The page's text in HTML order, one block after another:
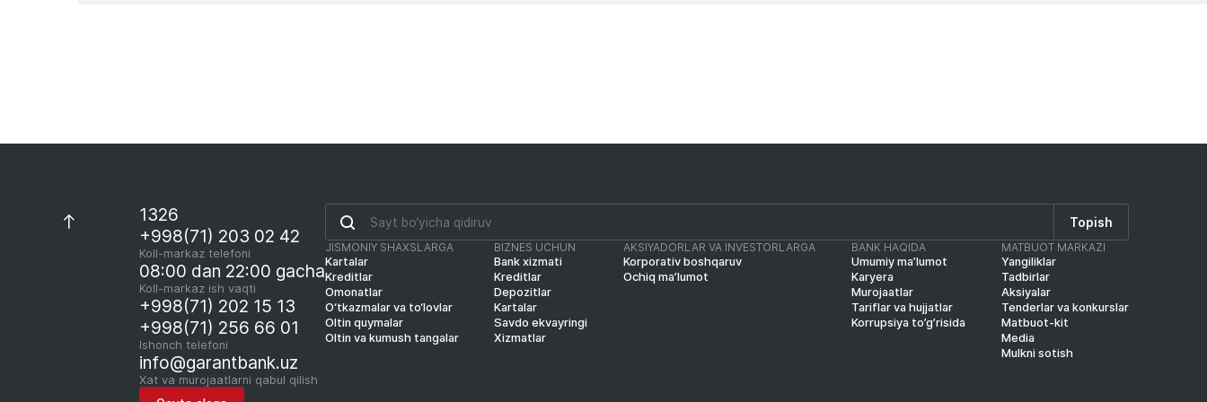
1326
+998(71) 203 02 42
Koll-markaz telefoni
08:00 dan 22:00 gacha
Koll-markaz ish vaqti
+998(71) 202 15 13
+998(71) 256 66 01
Ishonch telefoni
info@garantbank.uz
Xat va murojaatlarni qabul qilish
Topish
JISMONIY SHAXSLARGA
Kartalar
Kreditlar
Omonatlar
O‘tkazmalar va to‘lovlar
Oltin quymalar
Oltin va kumush tangalar
BIZNES UCHUN
Bank xizmati
Kreditlar
Depozitlar
Kartalar
Savdo ekvayringi
Xizmatlar
AKSIYADORLAR VA INVESTORLARGA
Korporativ boshqaruv
Ochiq ma’lumot
BANK HAQIDA
Umumiy ma’lumot
Karyera
Murojaatlar
Tariflar va hujjatlar
Korrupsiya to’g’risida
MATBUOT MARKAZI
Yangiliklar
Tadbirlar
Aksiyalar
Tenderlar va konkurslar
Matbuot-kit
Media
Mulkni sotish